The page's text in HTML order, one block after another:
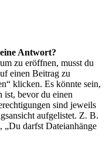
Antwort?
zu eröffnen, musst du
einen Beitrag zu
klicken. Es könnte sein,
ist, bevor du einen
sind jeweils
aufgelistet. Z. B.
„Du darfst Dateianhänge